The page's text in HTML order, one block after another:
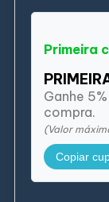
Primeira
Ganhe
compra.
(Valor
Copiar